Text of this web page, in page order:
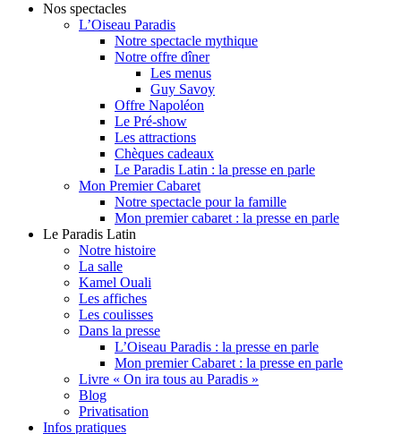
Nos spectacles
L’Oiseau Paradis
Notre spectacle mythique
Notre offre dîner
Les menus
Guy Savoy
Offre Napoléon
Le Pré-show
Les attractions
Chèques cadeaux
Le Paradis Latin : la presse en parle
Mon Premier Cabaret
Notre spectacle pour la famille
Mon premier cabaret : la presse en parle
Le Paradis Latin
Notre histoire
La salle
Kamel Ouali
Les affiches
Les coulisses
Dans la presse
L’Oiseau Paradis : la presse en parle
Mon premier Cabaret : la presse en parle
Livre « On ira tous au Paradis »
Blog
Privatisation
Infos pratiques